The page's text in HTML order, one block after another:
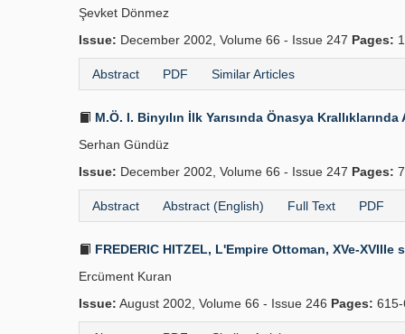
Şevket Dönmez
Issue: December 2002, Volume 66 - Issue 247 Pages:
Abstract PDF Similar Articles
M.Ö. I. Binyılın İlk Yarısında Önasya
Serhan Gündüz
Issue: December 2002, Volume 66 - Issue 247 Pages:
Abstract Abstract (English) Full Text PDF
FREDERIC HITZEL, L'Empire Ottoman, XVe-
Ercüment Kuran
Issue: August 2002, Volume 66 - Issue 246 Pages: